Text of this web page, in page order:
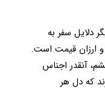
دلایل سفر به
ارزان قیمت است.
آنقدر اجناس
که دل هر